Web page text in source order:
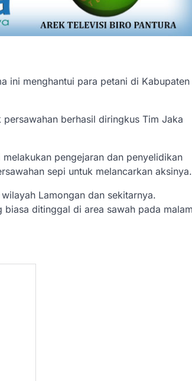
ini menghantui para petani di Kabupaten
berhasil diringkus Tim Jaka
pengejaran dan penyelidikan
sepi untuk melancarkan aksinya.
Lamongan dan sekitarnya.
biasa ditinggal di area sawah pada